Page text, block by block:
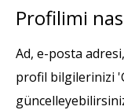
Profilimi
Ad, e-posta
profil bilgilerinizi